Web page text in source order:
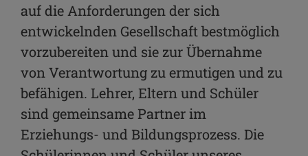
auf die Anforderungen der sich
entwickelnden Gesellschaft bestmöglich
vorzubereiten und sie zur Übernahme
von Verantwortung zu ermutigen und zu
befähigen. Lehrer, Eltern und Schüler
sind gemeinsame Partner im
Erziehungs- und Bildungsprozess. Die